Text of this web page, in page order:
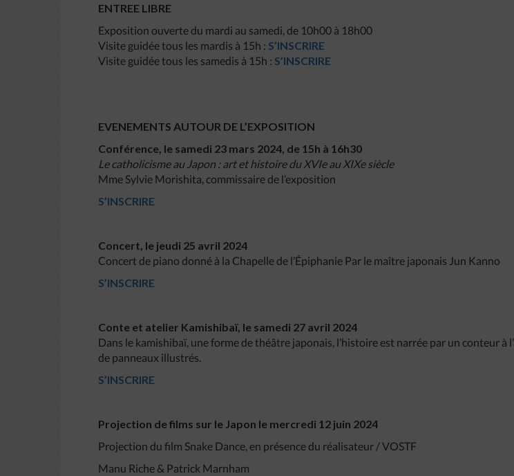
ENTREE LIBRE
Exposition ouverte du mardi au samedi, de 10h00 à 18h00
Visite guidée tous les mardis à 15h : S’INSCRIRE
Visite guidée tous les samedis à 15h : S’INSCRIRE
EVENEMENTS AUTOUR DE L’EXPOSITION
Conférence, le samedi 23 mars 2024, de 15h à 16h30
Le catholicisme au Japon : art et histoire du XVIe au XIXe siècle
Mme Sylvie Morishita, commissaire de l’exposition
S’INSCRIRE
Concert, le jeudi 25 avril 2024
Concert de piano donné à la Chapelle de l’Épiphanie Par le maître japonais Jun Kanno
S’INSCRIRE
Conte et atelier Kamishibaï, le samedi 27 avril 2024
Dans le kamishibaï, une forme de théâtre japonais, l’histoire est narrée par un conteur à
de panneaux illustrés.
S’INSCRIRE
Projection de films sur le Japon le mercredi 12 juin 2024
Projection du film Snake Dance, en présence du réalisateur / VOSTF
Manu Riche & Patrick Marnham